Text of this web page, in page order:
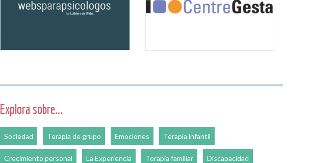
Explora sobre...
Sociedad Terapia de grupo Emociones Terapia infantil
Crecimiento personal La Experiencia Terapia familiar Discapacidad